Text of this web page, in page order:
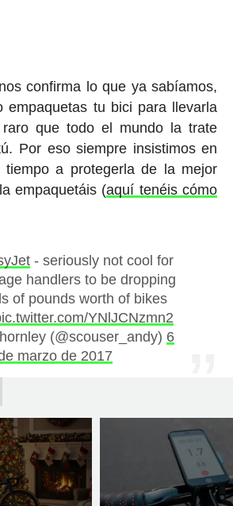
confirma lo que ya sabíamos,
empaquetas tu bici para llevarla
que todo el mundo la trate
Por eso siempre insistimos en
tiempo a protegerla de la mejor
empaquetáis (aquí tenéis cómo
- seriously not cool for
handlers to be dropping
of pounds worth of bikes
YNlJCNzmn2
(@scouser_andy) 6
marzo de 2017